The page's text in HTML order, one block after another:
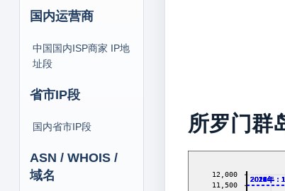
国内运营商
中国国内ISP商家 IP地
址段
省市IP段
国内省市IP段
ASN / WHOIS /
域名
所罗门群
2013年：
2014年：
2016年：
2017年：
2018年：
2019年：
2020年：
2021年：
2022年：
2023年：
2024年：
2026年：
11,500
12,000